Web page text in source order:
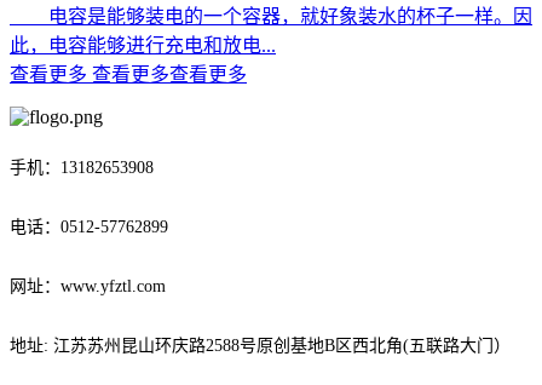
电容是能够装电的一个容器，就好象装水的杯子一样。因
此，电容能够进行充电和放电...
查看更多 查看更多查看更多
手机：13182653908
电话：0512-57762899
网址：www.yfztl.com
地址: 江苏苏州昆山环庆路2588号原创基地B区西北角(五联路大门）